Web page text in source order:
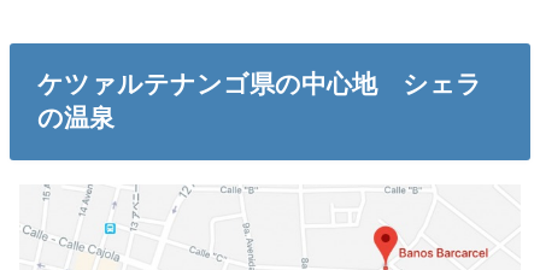
ケツァルテナンゴ県の中心地 シェラ
の温泉